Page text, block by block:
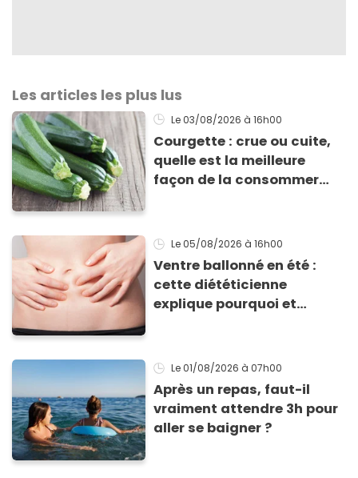
Les articles les plus lus
Le 03/08/2026 à 16h00
Courgette : crue ou cuite,
quelle est la meilleure
façon de la consommer
Le 05/08/2026 à 16h00
Ventre ballonné en été :
cette diététicienne
explique pourquoi et
Le 01/08/2026 à 07h00
Après un repas, faut-il
vraiment attendre 3h pour
aller se baigner ?